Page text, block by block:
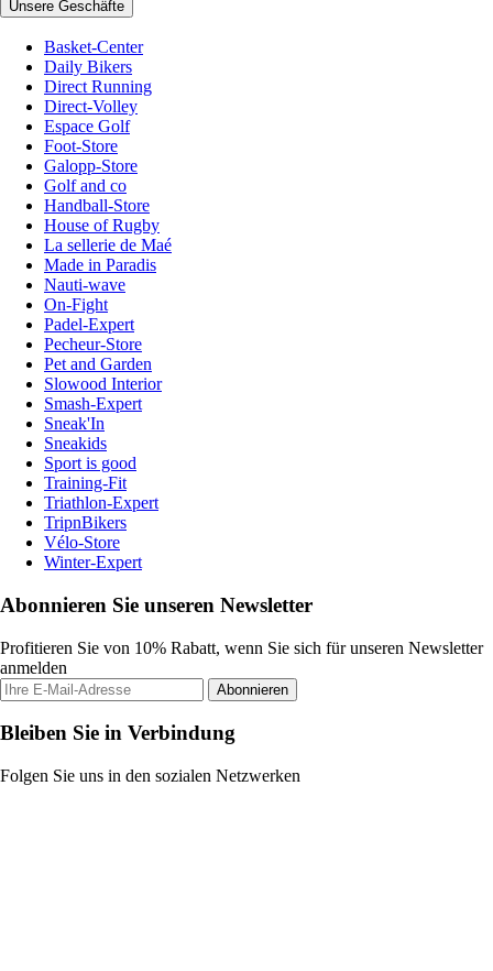
Unsere Geschäfte
Basket-Center
Daily Bikers
Direct Running
Direct-Volley
Espace Golf
Foot-Store
Galopp-Store
Golf and co
Handball-Store
House of Rugby
La sellerie de Maé
Made in Paradis
Nauti-wave
On-Fight
Padel-Expert
Pecheur-Store
Pet and Garden
Slowood Interior
Smash-Expert
Sneak'In
Sneakids
Sport is good
Training-Fit
Triathlon-Expert
TripnBikers
Vélo-Store
Winter-Expert
Abonnieren Sie unseren Newsletter
Profitieren Sie von 10% Rabatt, wenn Sie sich für unseren Newsletter
anmelden
Abonnieren
Bleiben Sie in Verbindung
Folgen Sie uns in den sozialen Netzwerken